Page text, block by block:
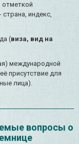
индекс,
(виза, вид на
международной
присутствие для
лица).
вопросы о